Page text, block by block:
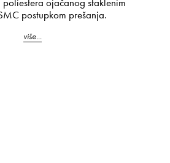
ojačanog staklenim
postupkom prešanja.
više...